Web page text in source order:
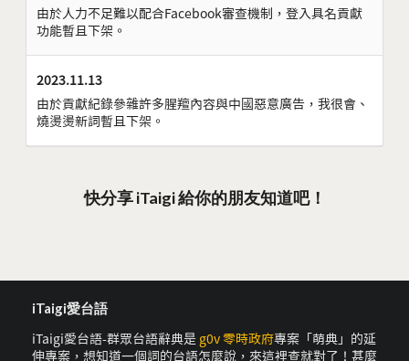
由於人力不足難以配合Facebook審查機制，登入具名貢獻
功能暫且下架。
2023.11.13
由於貢獻紀錄參雜許多腥羶內容與中國惡意廣告，我很會、
燒燙燙新詞暫且下架。
快分享 iTaigi 給你的朋友知道吧！
iTaigi愛台語
iTaigi愛台語-群眾台語辭典是 g0v 零時政府專案「萌典」的延
伸專案，想知道一個詞的台語怎麼說，來這裡查就對了！甚麼